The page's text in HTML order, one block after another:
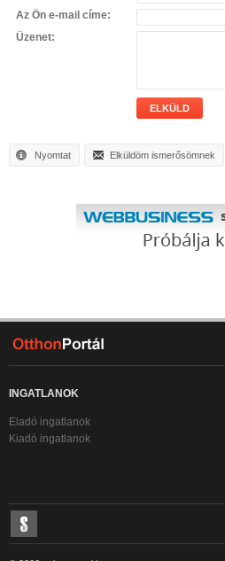
Az Ön e-mail címe:
Üzenet:
ELKÜLD
Nyomtat Elküldöm ismerősömnek
INGATLANOK
Eladó ingatlanok
Kiadó ingatlanok